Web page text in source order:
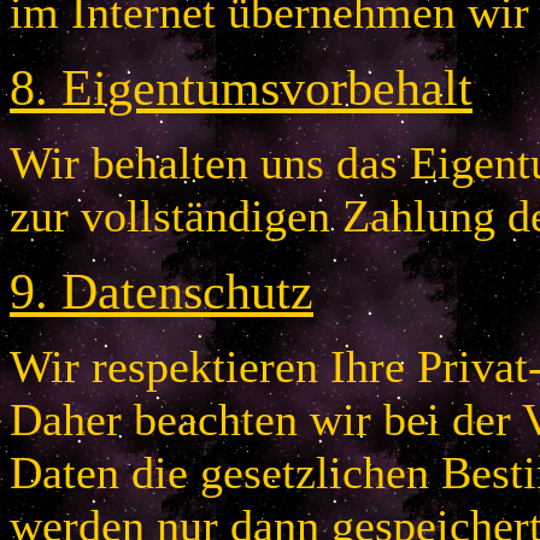
im Internet übernehmen
8.Eigentumsvorbehalt
Wir behalten uns das
zur vollständigen Zahlung
9.Datenschutz
Wir respektieren Ihre
Daher beachten wir bei der
Daten die gesetzlichen
werden nur dann